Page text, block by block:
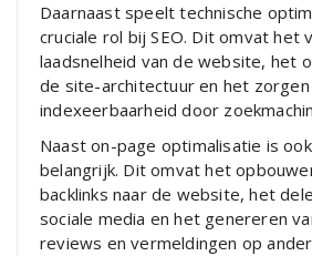
Daarnaast speelt technische
cruciale rol bij SEO. Dit omvat het
laadsnelheid van de website, het
de site-architectuur en het
indexeerbaarheid door
Naast on-page optimalisatie is
belangrijk. Dit omvat het
backlinks naar de website, het
sociale media en het genereren
reviews en vermeldingen op